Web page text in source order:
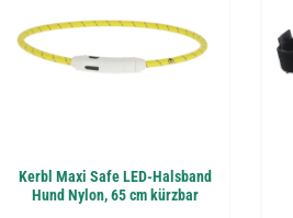
Kerbl Maxi Safe LED-Halsband
Hund Nylon, 65 cm kürzbar